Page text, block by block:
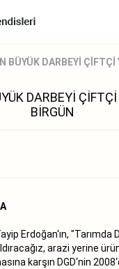
BÜYÜK DARBEYİ ÇİFTÇİ
DARBEYİ
BİRGÜN
Erdoğan‘ın, "Tarımda
arazi yerine
karşın DGD‘nin